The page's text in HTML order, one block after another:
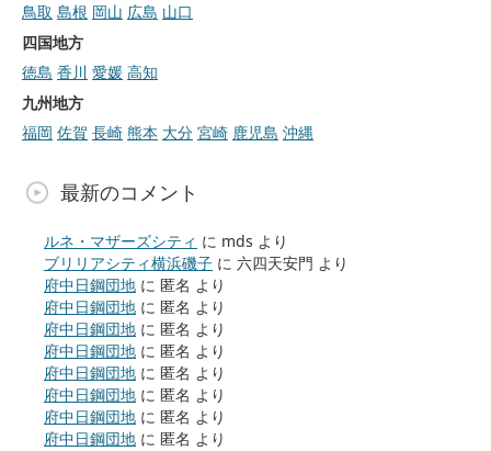
鳥取 島根 岡山 広島 山口
四国地方
徳島 香川 愛媛 高知
九州地方
福岡 佐賀 長崎 熊本 大分 宮崎 鹿児島 沖縄
最新のコメント
ルネ・マザーズシティ に mds より
ブリリアシティ横浜磯子 に 六四天安門 より
府中日鋼団地 に 匿名 より
府中日鋼団地 に 匿名 より
府中日鋼団地 に 匿名 より
府中日鋼団地 に 匿名 より
府中日鋼団地 に 匿名 より
府中日鋼団地 に 匿名 より
府中日鋼団地 に 匿名 より
府中日鋼団地 に 匿名 より